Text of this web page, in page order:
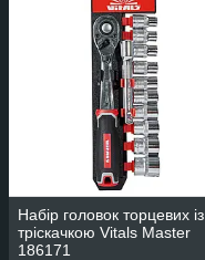
Набір головок торцевих із
тріскачкою Vitals Master
186171